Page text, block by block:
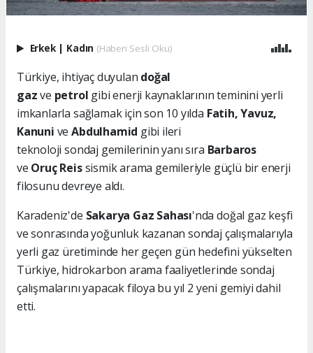
Erkek | Kadın (Haberi Sesli Oku)
Türkiye, ihtiyaç duyulan doğal
gazve petrol gibi enerji kaynaklarının teminini yerli
imkanlarla sağlamak için son 10 yılda Fatih, Yavuz,
Kanuni veAbdulhamid gibi ileri
teknoloji sondaj gemilerinin yanı sıra Barbaros
ve Oruç Reissismik arama gemileriyle güçlü bir enerji
filosunu devreye aldı.
Karadeniz'de Sakarya Gaz Sahası'nda doğal gaz keşfi
ve sonrasında yoğunluk kazanan sondaj çalışmalarıyla
yerli gaz üretiminde her geçen gün hedefini yükselten
Türkiye, hidrokarbon arama faaliyetlerinde sondaj
çalışmalarını yapacak filoya bu yıl 2 yeni gemiyi dahil
etti.